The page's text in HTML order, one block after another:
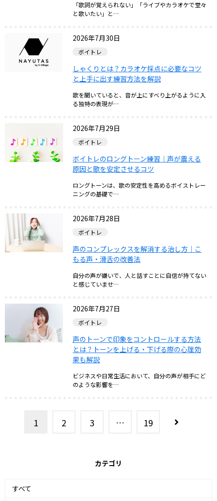
「歌詞が覚えられない」「ライブやカラオケで堂々
と歌いたい」と…
2026年7月30日
ボイトレ
しゃくりとは？カラオケ採点に必要なコツ
と上手に出す練習方法を解説
歌を聞いていると、音が上にすべり上がるように入
る独特の表現が…
2026年7月29日
ボイトレ
ボイトレのロングトーン練習｜声が震える
原因と歌を安定させるコツ
ロングトーンは、歌の安定性を高めるボイストレー
ニングの基礎で…
2026年7月28日
ボイトレ
声のコンプレックスを解消する治し方｜こ
もる声・滑舌の改善法
自分の声が嫌いで、人と話すことに自信が持てない
と感じていませ…
2026年7月27日
ボイトレ
声のトーンで印象をコントロールする方法
とは？トーンを上げる・下げる際の心理効
果も解説
ビジネスや日常生活において、自分の声が相手にど
のような影響を…
1 2 3 … 19
カテゴリ
すべて